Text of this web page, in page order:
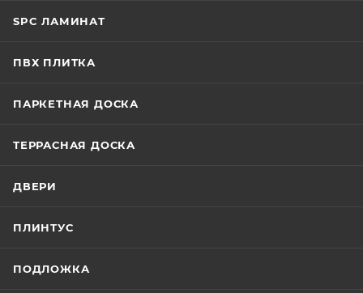
SPC ЛАМИНАТ
ПВХ ПЛИТКА
ПАРКЕТНАЯ ДОСКА
ТЕРРАСНАЯ ДОСКА
ДВЕРИ
ПЛИНТУС
ПОДЛОЖКА